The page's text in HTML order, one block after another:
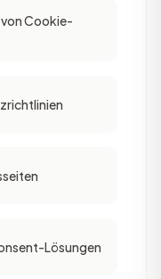
Cookie-
Lösungen